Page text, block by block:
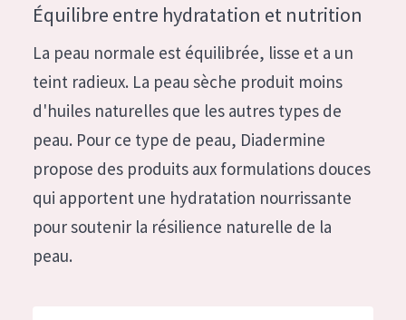
Hydratation et éclat
Réduction des rides
Régénération de la peau
Raffermissement de la peau
Peau ménopausée
TYPE DE PRODUIT
Crème de Jour
German
Greek
Équilibre entre hydratation et nutrition
La peau normale est équilibrée, lisse et a un
teint radieux. La peau sèche produit moins
d'huiles naturelles que les autres types de
peau. Pour ce type de peau, Diadermine
propose des produits aux formulations douces
qui apportent une hydratation nourrissante
pour soutenir la résilience naturelle de la
peau.